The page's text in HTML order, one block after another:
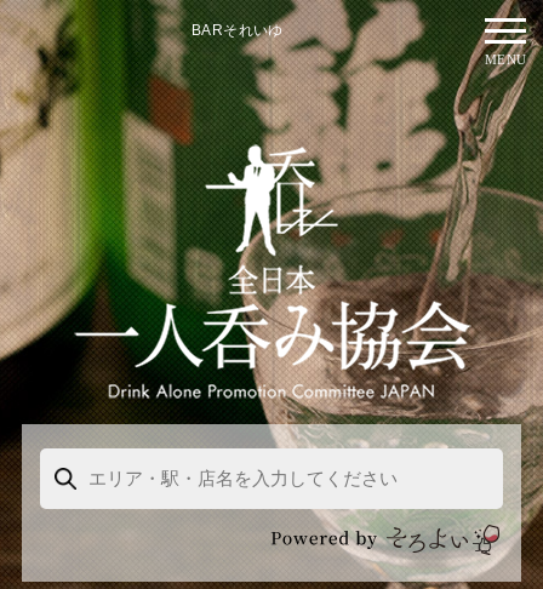
BARそれいゆ
MENU